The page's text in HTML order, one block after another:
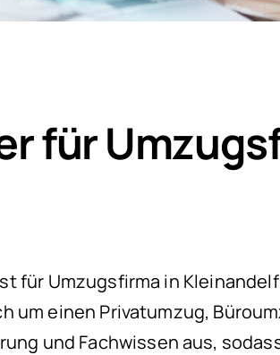
für
für Umzugsfirma in
einen Privatumzug,
und Fachwissen aus,